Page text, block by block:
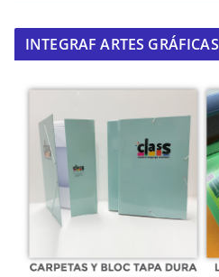
INTEGRAF ARTES GRÁFICAS